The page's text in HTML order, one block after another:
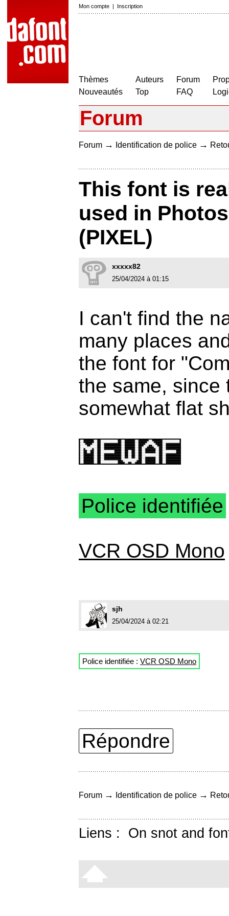
Mon compte | Inscription
Thèmes
Nouveautés
Auteurs
Top
Forum
FAQ
Forum
Forum → Identification de police →
This font is
used in
(PIXEL)
xxxxx82
25/04/2024 à 01:15
I can't find the
many places
the font for
the same, since
somewhat flat
Police identifiée
VCR OSD Mono
sjh
25/04/2024 à 02:21
Police identifiée : VCR OSD Mono
Répondre
Forum → Identification de police →
Liens : On snot and